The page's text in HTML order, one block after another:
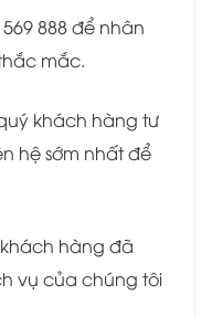
569 888 để nhân
mắc.
khách hàng tư
hệ sớm nhất để
hàng đã
vụ của chúng tôi